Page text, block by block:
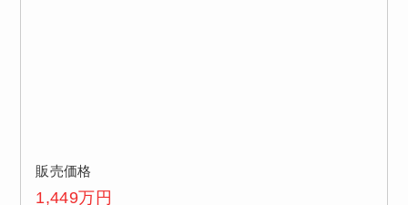
販売価格
1,449万円